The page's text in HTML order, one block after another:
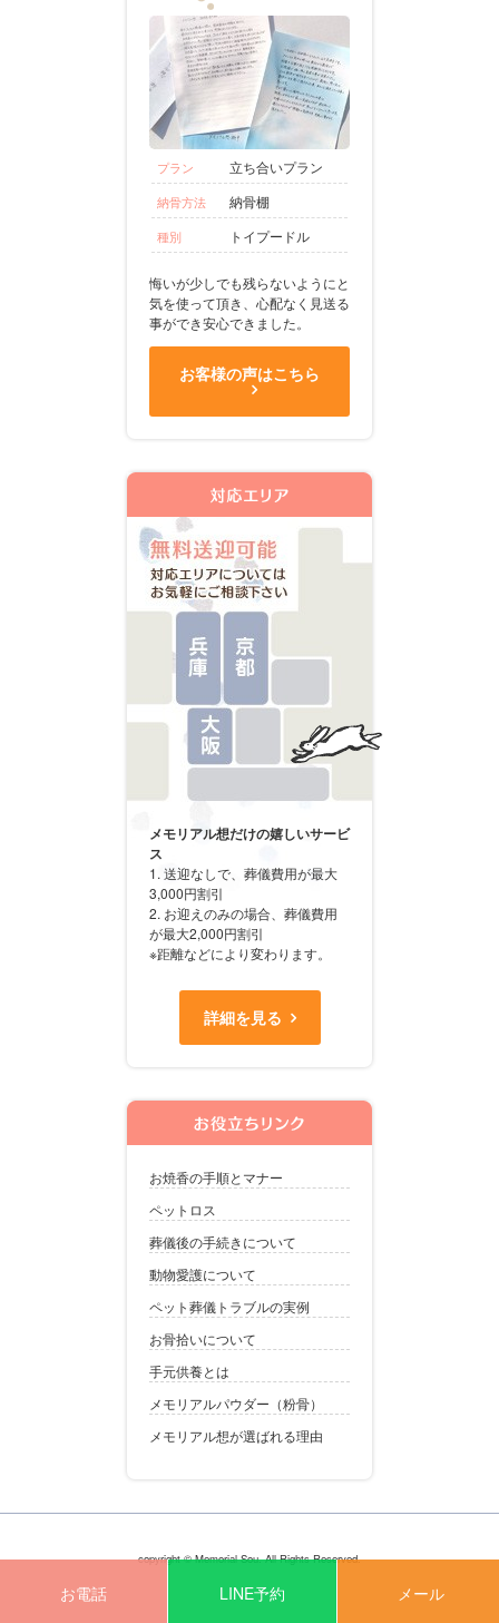
プラン 立ち合いプラン
納骨方法 納骨棚
種別 トイプードル
悔いが少しでも残らないようにと
気を使って頂き、心配なく見送る
事ができ安心できました。
お客様の声はこちら
メモリアル想だけの嬉しいサービ
ス
1. 送迎なしで、葬儀費用が最大
3,000円割引
2. お迎えのみの場合、葬儀費用
が最大2,000円割引
※距離などにより変わります。
詳細を見る
お焼香の手順とマナー
ペットロス
葬儀後の手続きについて
動物愛護について
ペット葬儀トラブルの実例
お骨拾いについて
手元供養とは
メモリアルパウダー（粉骨）
メモリアル想が選ばれる理由
copyright © Memorial Sou. All Rights Reserved.
お電話 LINE予約 メール